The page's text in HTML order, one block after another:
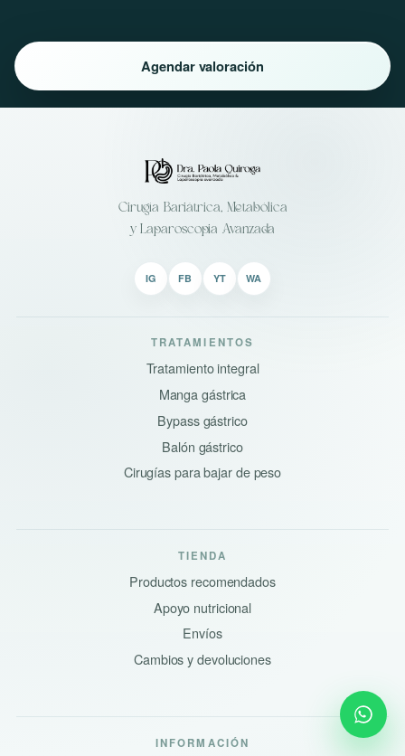
Agendar valoración
Cirugía Bariátrica, Metabólica
y Laparoscopia Avanzada
IG FB YT WA
TRATAMIENTOS
Tratamiento integral
Manga gástrica
Bypass gástrico
Balón gástrico
Cirugías para bajar de peso
TIENDA
Productos recomendados
Apoyo nutricional
Envíos
Cambios y devoluciones
INFORMACIÓN